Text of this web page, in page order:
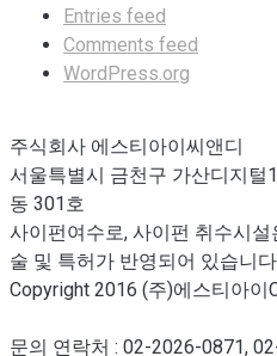
Entries feed
Comments feed
WordPress.org
주식회사 에스티아이씨앤디
서울특별시 금천구 가산디지털
동 301호
사이펀여수로, 사이펀 취수시
술 및 특허가 반영되어 있습니
Copyright 2016 (주)에스티아이
문의 연락처 : 02-2026-0871,